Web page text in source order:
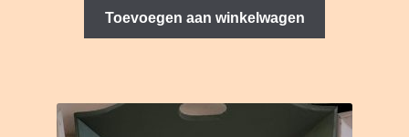
was:
€14.50.
is:
€5.00.
Toevoegen aan winkelwagen